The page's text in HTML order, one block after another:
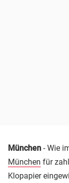
München - Wie
München für
Klopapier